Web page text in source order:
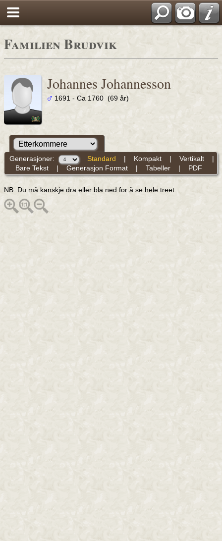
Familien Brudvik
Johannes Johannesson
1691 - Ca 1760 (69 år)
Generasjoner: Standard | Kompakt| Vertikalt|
Bare Tekst| Generasjon Format| Tabeller| PDF
NB: Du må kanskje dra eller bla ned for å se hele treet.